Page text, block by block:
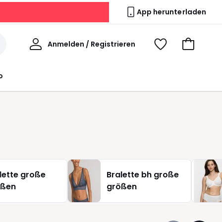
App herunterladen
Anmelden / Registrieren
Willkommen
Voir
Zum
große
Bralette bh große
größen